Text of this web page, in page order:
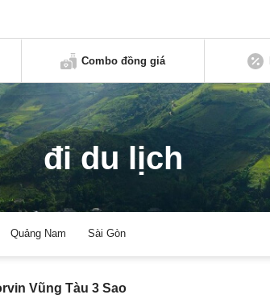
Combo đồng giá
đi du lịch
Quảng Nam Sài Gòn
Vũng Tàu 3 Sao